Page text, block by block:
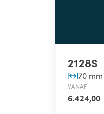
2128S
70 mm
VANAF
6.424,00